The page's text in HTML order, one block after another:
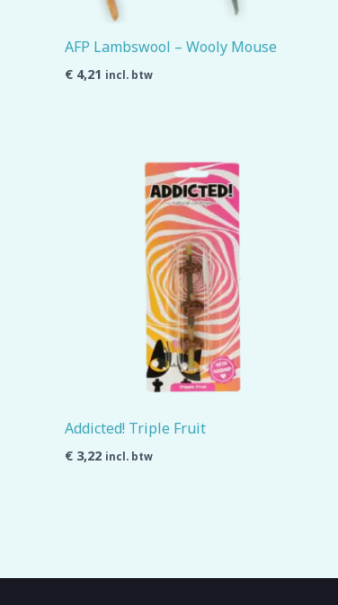
AFP Lambswool – Wooly Mouse
€ 4,21 incl. btw
Addicted! Triple Fruit
€ 3,22 incl. btw